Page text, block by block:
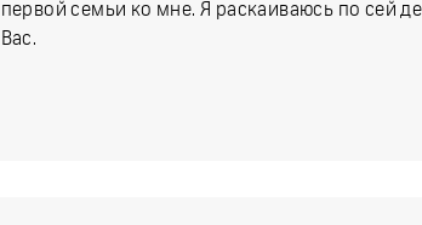
первой семьи ко мне. Я раскаиваюсь по сей
Вас.